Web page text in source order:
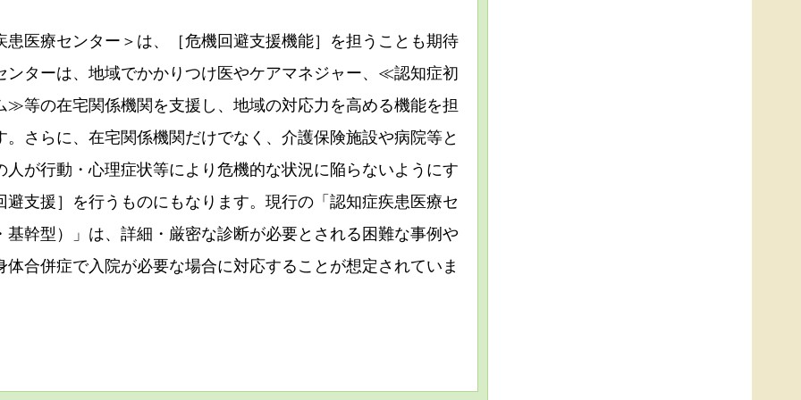
患医療センター＞は、［危機回避支援機能］を担うことも期待
ンターは、地域でかかりつけ医やケアマネジャー、≪認知症初
≫等の在宅関係機関を支援し、地域の対応力を高める機能を担
。さらに、在宅関係機関だけでなく、介護保険施設や病院等と
人が行動・心理症状等により危機的な状況に陥らないようにす
避支援］を行うものにもなります。現行の「認知症疾患医療セ
基幹型）」は、詳細・厳密な診断が必要とされる困難な事例や
体合併症で入院が必要な場合に対応することが想定されていま